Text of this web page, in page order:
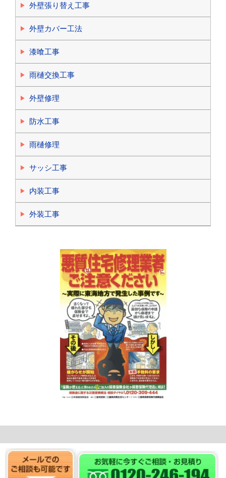
外壁張り替え工事
外壁カバー工法
漆喰工事
雨樋交換工事
外壁修理
防水工事
雨樋修理
サッシ工事
内装工事
外装工事